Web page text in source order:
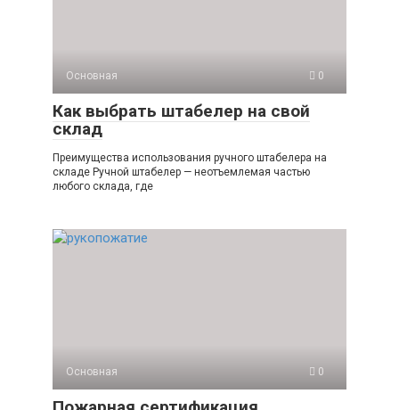
Основная 0
Как выбрать штабелер на свой
склад
Преимущества использования ручного штабелера на
складе Ручной штабелер — неотъемлемая частью
любого склада, где
Основная 0